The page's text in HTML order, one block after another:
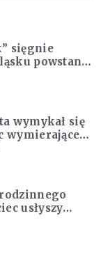
sięgnie
powstanie
wymykał się
wymierające
usłyszy